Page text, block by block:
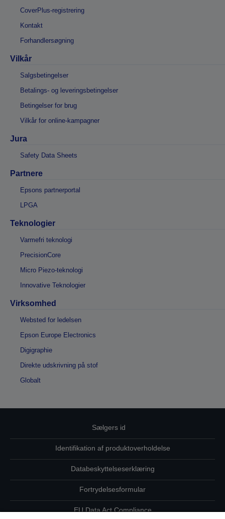
CoverPlus-registrering
Kontakt
Forhandlersøgning
Vilkår
Salgsbetingelser
Betalings- og leveringsbetingelser
Betingelser for brug
Vilkår for online-kampagner
Jura
Safety Data Sheets
Partnere
Epsons partnerportal
LPGA
Teknologier
Varmefri teknologi
PrecisionCore
Micro Piezo-teknologi
Innovative Teknologier
Virksomhed
Websted for ledelsen
Epson Europe Electronics
Digigraphie
Direkte udskrivning på stof
Globalt
Sælgers id
Identifikation af produktoverholdelse
Databeskyttelseserklæring
Fortrydelsesformular
EU Data Act Compliance